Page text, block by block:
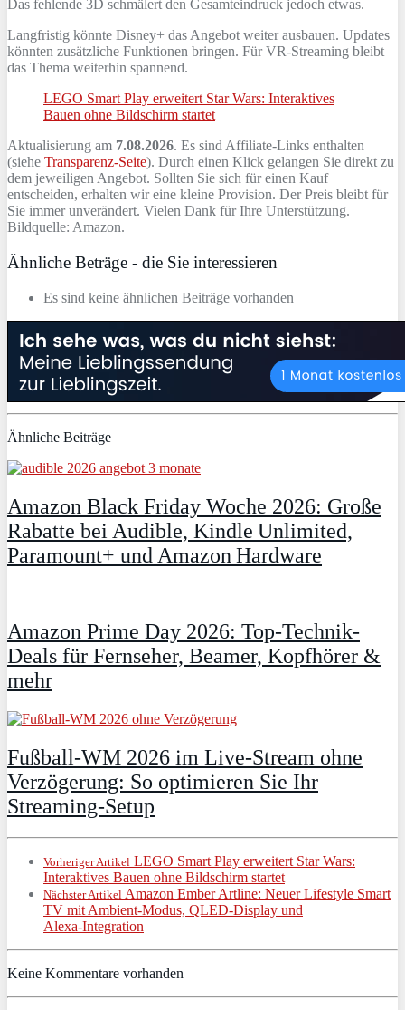
Das fehlende 3D schmälert den Gesamteindruck jedoch etwas.
Langfristig könnte Disney+ das Angebot weiter ausbauen. Updates
könnten zusätzliche Funktionen bringen. Für VR‑Streaming bleibt
das Thema weiterhin spannend.
LEGO Smart Play erweitert Star Wars: Interaktives
Bauen ohne Bildschirm startet
Aktualisierung am 7.08.2026. Es sind Affiliate-Links enthalten
(siehe Transparenz-Seite). Durch einen Klick gelangen Sie direkt zu
dem jeweiligen Angebot. Sollten Sie sich für einen Kauf
entscheiden, erhalten wir eine kleine Provision. Der Preis bleibt für
Sie immer unverändert. Vielen Dank für Ihre Unterstützung.
Bildquelle: Amazon.
Ähnliche Beträge - die Sie interessieren
Es sind keine ähnlichen Beiträge vorhanden
Ähnliche Beiträge
Amazon Black Friday Woche 2026: Große
Rabatte bei Audible, Kindle Unlimited,
Paramount+ und Amazon Hardware
Amazon Prime Day 2026: Top-Technik-
Deals für Fernseher, Beamer, Kopfhörer &
mehr
Fußball-WM 2026 im Live-Stream ohne
Verzögerung: So optimieren Sie Ihr
Streaming-Setup
Vorheriger Artikel LEGO Smart Play erweitert Star Wars:
Interaktives Bauen ohne Bildschirm startet
Nächster Artikel Amazon Ember Artline: Neuer Lifestyle Smart
TV mit Ambient‑Modus, QLED‑Display und
Alexa‑Integration
Keine Kommentare vorhanden